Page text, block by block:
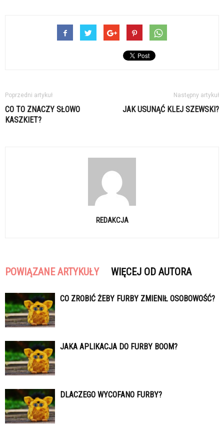
Poprzedni artykuł
CO TO ZNACZY SŁOWO
KASZKIET?
Następny artykuł
JAK USUNĄĆ KLEJ SZEWSKI?
REDAKCJA
POWIĄZANE ARTYKUŁY WIĘCEJ OD AUTORA
CO ZROBIĆ ŻEBY FURBY ZMIENIŁ OSOBOWOŚĆ?
JAKA APLIKACJA DO FURBY BOOM?
DLACZEGO WYCOFANO FURBY?